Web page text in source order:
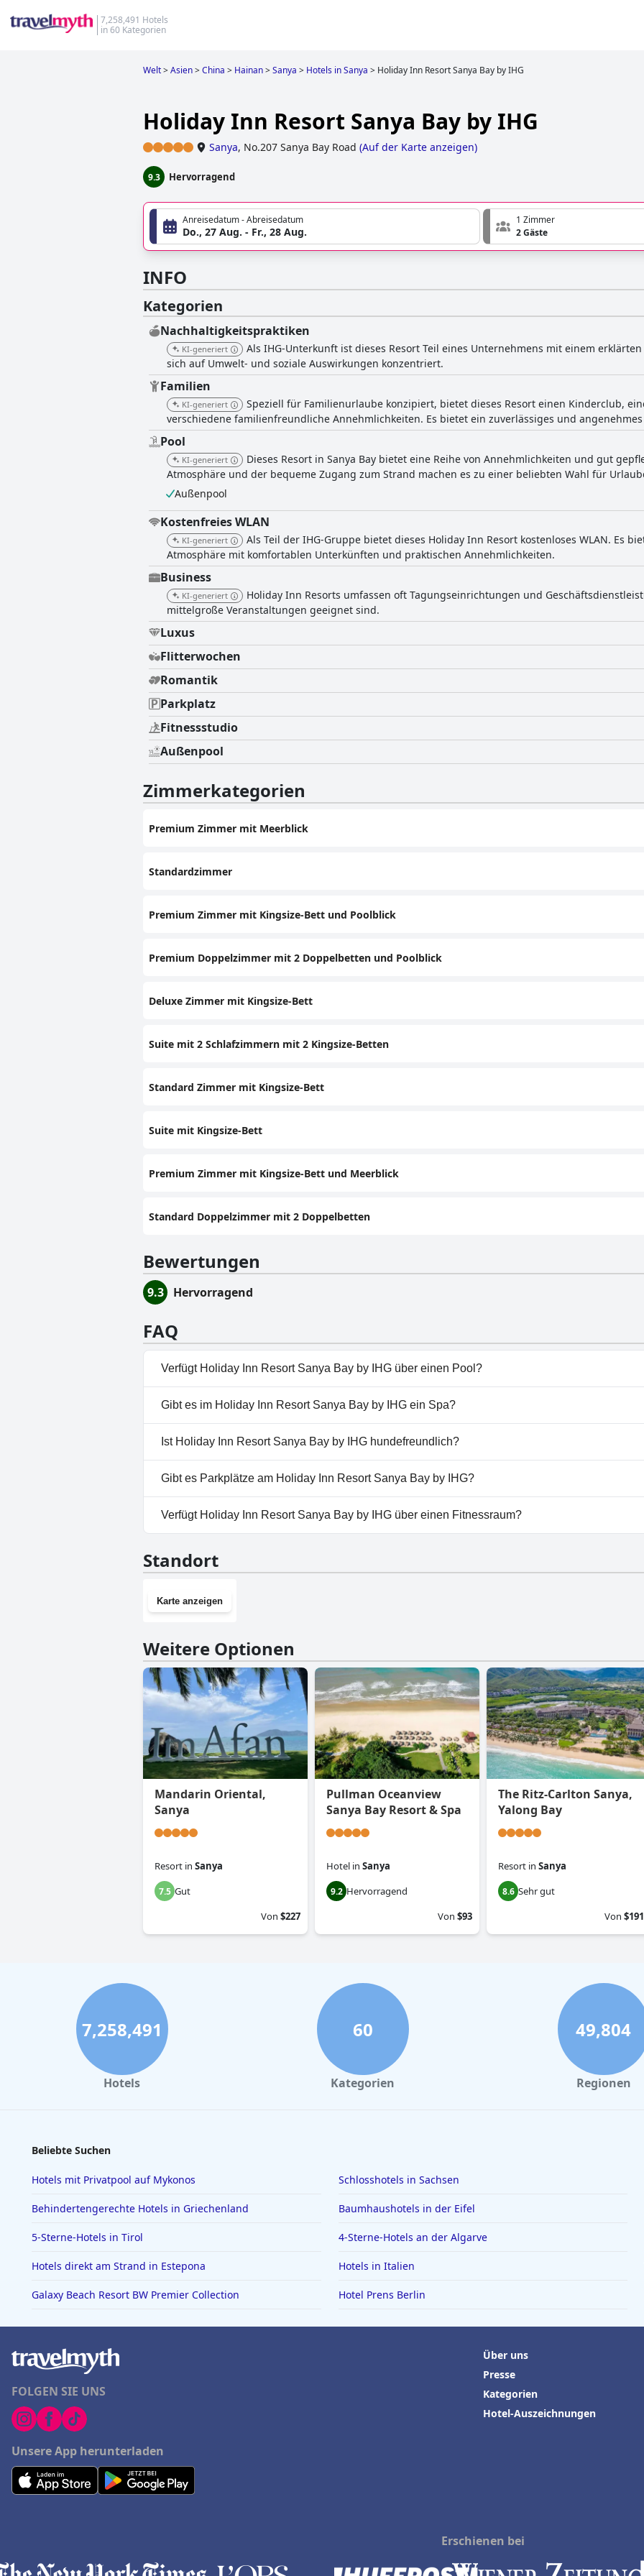
7,258,491 Hotels
in 60 Kategorien
Welt>Asien>China > Hainan>Sanya > Hotels in Sanya > Holiday Inn Resort Sanya Bay by IHG
Holiday Inn Resort Sanya Bay by IHG
Sanya, No.207 Sanya Bay Road (Auf der Karte anzeigen)
9.3 Hervorragend
Anreisedatum - Abreisedatum
Do., 27 Aug. - Fr., 28 Aug.
1 Zimmer
2 Gäste
INFO
Kategorien
Nachhaltigkeitspraktiken
KI-generiert
Als IHG-Unterkunft ist dieses Resort Teil eines Unternehmens mit einem
sich auf Umwelt- und soziale Auswirkungen konzentriert.
Familien
KI-generiert
Speziell für Familienurlaube konzipiert, bietet dieses Resort einen Kinderclub,
verschiedene familienfreundliche Annehmlichkeiten. Es bietet ein zuverlässiges und
Pool
KI-generiert
Dieses Resort in Sanya Bay bietet eine Reihe von Annehmlichkeiten und gut
Atmosphäre und der bequeme Zugang zum Strand machen es zu einer beliebten Wahl für
Außenpool
Kostenfreies WLAN
KI-generiert
Als Teil der IHG-Gruppe bietet dieses Holiday Inn Resort kostenloses WLAN. Es
Atmosphäre mit komfortablen Unterkünften und praktischen Annehmlichkeiten.
Business
KI-generiert
Holiday Inn Resorts umfassen oft Tagungseinrichtungen und
mittelgroße Veranstaltungen geeignet sind.
Luxus
Flitterwochen
Romantik
Parkplatz
Fitnessstudio
Außenpool
Zimmerkategorien
Premium Zimmer mit Meerblick
Standardzimmer
Premium Zimmer mit Kingsize-Bett und Poolblick
Premium Doppelzimmer mit 2 Doppelbetten und Poolblick
Deluxe Zimmer mit Kingsize-Bett
Suite mit 2 Schlafzimmern mit 2 Kingsize-Betten
Standard Zimmer mit Kingsize-Bett
Suite mit Kingsize-Bett
Premium Zimmer mit Kingsize-Bett und Meerblick
Standard Doppelzimmer mit 2 Doppelbetten
Bewertungen
9.3 Hervorragend
FAQ
Verfügt Holiday Inn Resort Sanya Bay by IHG über einen Pool?
Ja, Holiday Inn Resort Sanya Bay by IHG hat Pools, die zu einer oder mehreren der
Gibt es im Holiday Inn Resort Sanya Bay by IHG ein Spa?
Nein, ein Spa ist im Holiday Inn Resort Sanya Bay by IHG nicht vorhanden.
Ist Holiday Inn Resort Sanya Bay by IHG hundefreundlich?
Nein, Holiday Inn Resort Sanya Bay by IHG erlaubt keine Hunde.
Gibt es Parkplätze am Holiday Inn Resort Sanya Bay by IHG?
Ja, Parkmöglichkeiten sind im Holiday Inn Resort Sanya Bay by IHG vorhanden.
Verfügt Holiday Inn Resort Sanya Bay by IHG über einen Fitnessraum?
Standort
Karte anzeigen
Weitere Optionen
Mandarin Oriental,
Sanya
Resort in Sanya
7.5 Gut
Von $227
Pullman Oceanview
Sanya Bay Resort & Spa
Hotel in Sanya
9.2 Hervorragend
Von $93
The Ritz-Carlton Sanya,
Yalong Bay
Resort in Sanya
8.6 Sehr gut
Von $191
7,258,491
Hotels
60
Kategorien
49,804
Regionen
Beliebte Suchen
Hotels mit Privatpool auf Mykonos Schlosshotels in Sachsen
Behindertengerechte Hotels in Griechenland Baumhaushotels in der Eifel
5-Sterne-Hotels in Tirol 4-Sterne-Hotels an der Algarve
Hotels direkt am Strand in Estepona Hotels in Italien
Galaxy Beach Resort BW Premier Collection Hotel Prens Berlin
FOLGEN SIE UNS
Unsere App herunterladen
Über uns
Presse
Kategorien
Hotel-Auszeichnungen
Erschienen bei